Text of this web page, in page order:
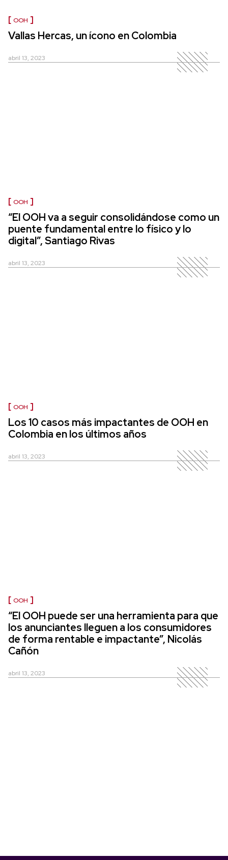
OOH
Vallas Hercas, un ícono en Colombia
abril 13, 2023
OOH
“El OOH va a seguir consolidándose como un
puente fundamental entre lo físico y lo
digital”, Santiago Rivas
abril 13, 2023
OOH
Los 10 casos más impactantes de OOH en
Colombia en los últimos años
abril 13, 2023
OOH
“El OOH puede ser una herramienta para que
los anunciantes lleguen a los consumidores
de forma rentable e impactante”, Nicolás
Cañón
abril 13, 2023